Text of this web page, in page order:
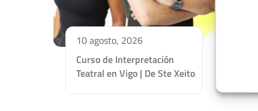
10 agosto, 2026
Curso de Interpretación
Teatral en Vigo | De Ste Xeito